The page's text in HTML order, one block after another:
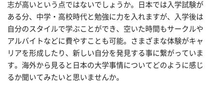
志が高いという点ではないでしょうか。日本では入学試験が
ある分、中学・高校時代と勉強に力を入れますが、入学後は
自分のスタイルで学ぶことができ、空いた時間もサークルや
アルバイトなどに費やすことも可能。さまざまな体験がキャ
リアを形成したり、新しい自分を発見する事に繋がっていま
す。海外から見ると日本の大学事情についてどのように感じ
るか聞いてみたいと思いませんか。